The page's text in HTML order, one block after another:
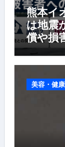
熊本イ
は地震
償や損
美容・健康